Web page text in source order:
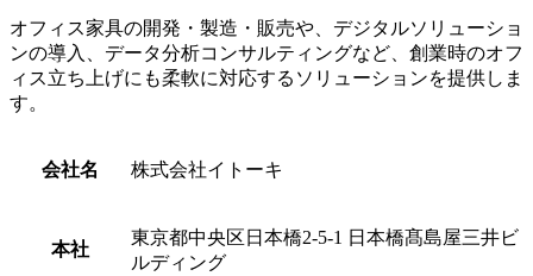
オフィス家具の開発・製造・販売や、デジタルソリューショ
ンの導入、データ分析コンサルティングなど、創業時のオフ
ィス立ち上げにも柔軟に対応するソリューションを提供しま
す。
会社名 株式会社イトーキ
本社
東京都中央区日本橋2-5-1 日本橋髙島屋三井ビ
ルディング